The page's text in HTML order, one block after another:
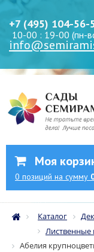
+7 (495) 104-56-
10-00 : 19-00 (пн-
Моя
0 позиций на сумму
Каталог
Лиственные
Абелия